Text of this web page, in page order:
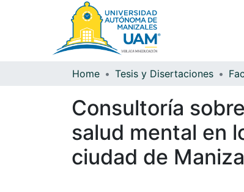
Home Tesis y Disertaciones
Consultoría
salud mental en
ciudad de